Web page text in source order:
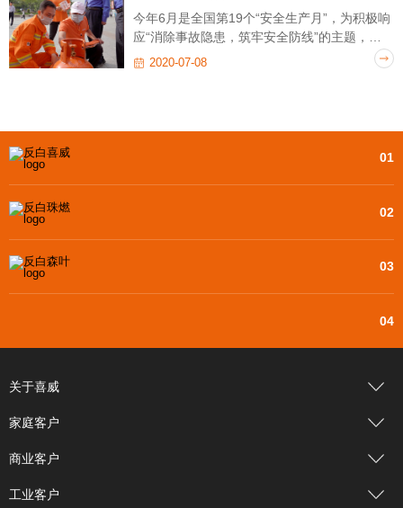
今年6月是全国第19个“安全生产月”，为积极响
应“消除事故隐患，筑牢安全防线”的主题，喜
威在全国各区域公司举办了一系列安全活动，
全。
2020-07-08
01
02
03
04
关于喜威
家庭客户
商业客户
工业客户